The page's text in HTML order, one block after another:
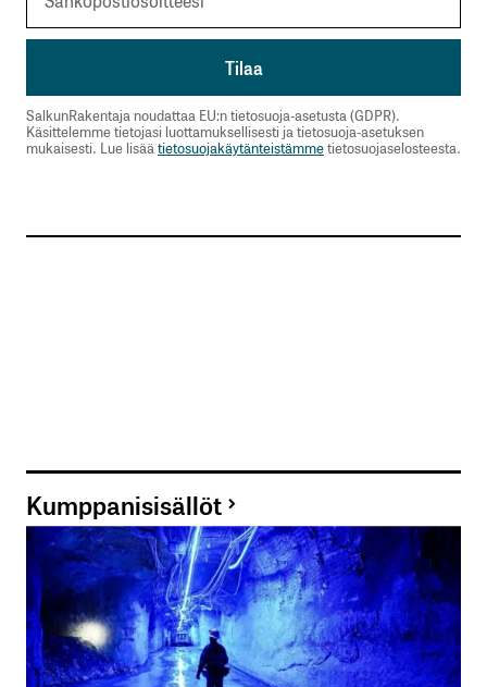
SalkunRakentaja noudattaa EU:n tietosuoja-asetusta (GDPR).
Käsittelemme tietojasi luottamuksellisesti ja tietosuoja-asetuksen
mukaisesti. Lue lisää tietosuojakäytänteistämmetietosuojaselosteesta.
Kumppanisisällöt